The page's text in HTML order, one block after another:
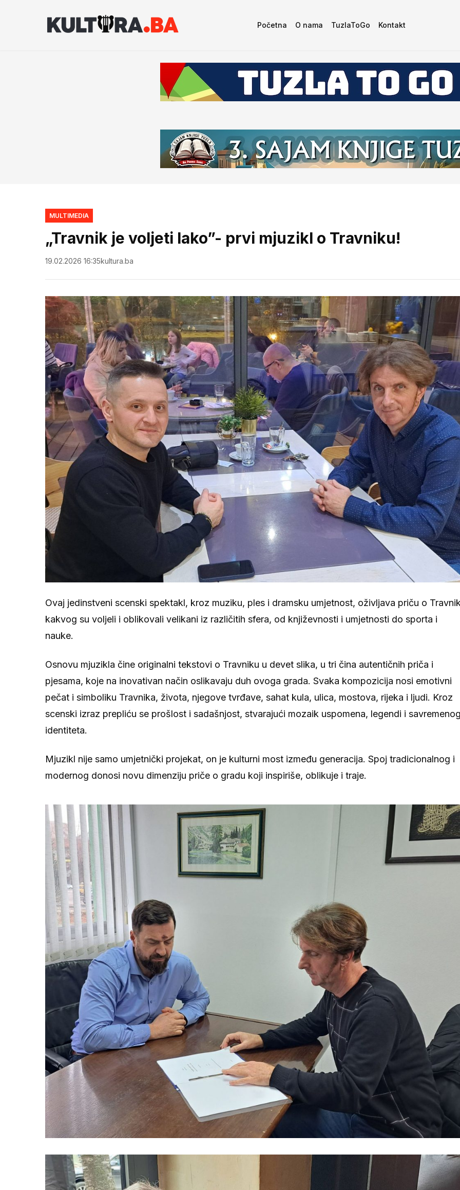
Početna O nama TuzlaToGo Kontakt
MULTIMEDIA
„Travnik je voljeti lako”- prvi mjuzikl o Travniku!
19.02.2026 16:35kultura.ba
Ovaj jedinstveni scenski spektakl, kroz muziku, ples i dramsku umjetnost, oživljava priču o
kakvog su voljeli i oblikovali velikani iz različitih sfera, od književnosti i umjetnosti do sporta i
nauke.
Osnovu mjuzikla čine originalni tekstovi o Travniku u devet slika, u tri čina autentičnih priča i
pjesama, koje na inovativan način oslikavaju duh ovoga grada. Svaka kompozicija nosi emotivni
pečat i simboliku Travnika, života, njegove tvrđave, sahat kula, ulica, mostova, rijeka i ljudi. Kroz
scenski izraz prepliću se prošlost i sadašnjost, stvarajući mozaik uspomena, legendi i
identiteta.
Mjuzikl nije samo umjetnički projekat, on je kulturni most između generacija. Spoj tradicionalnog i
modernog donosi novu dimenziju priče o gradu koji inspiriše, oblikuje i traje.